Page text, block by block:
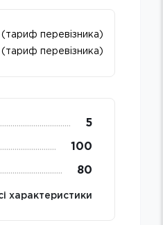
(тариф перевізника)
(тариф перевізника)
5
100
80
характеристики